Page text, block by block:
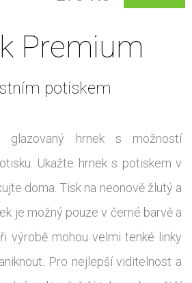
Premium
potiskem
glazovaný hrnek s možností
Ukažte hrnek s potiskem v
doma. Tisk na neonově žlutý a
je možný pouze v černé barvě a
výrobě mohou velmi tenké linky
Pro nejlepší viditelnost a